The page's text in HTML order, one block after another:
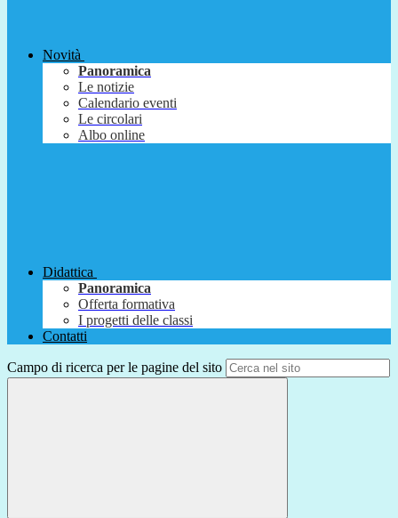
Novità
Panoramica
Le notizie
Calendario eventi
Le circolari
Albo online
Didattica
Panoramica
Offerta formativa
I progetti delle classi
Contatti
Campo di ricerca per le pagine del sito